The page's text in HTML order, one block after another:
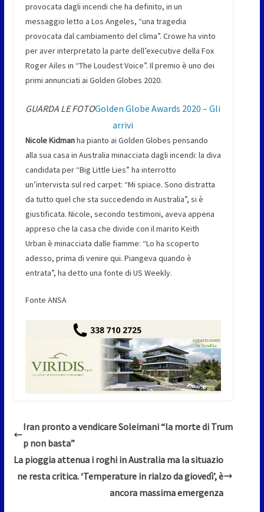
provocata dagli incendi che ha definito, in un
messaggio letto a Los Angeles, “una tragedia
provocata dal cambiamento del clima”. Crowe ha vinto
per aver interpretato la parte dell’executive della Fox
Roger Ailes in “The Loudest Voice”. Il premio è uno dei
primi annunciati ai Golden Globes 2020.
GUARDA LE FOTOGolden Globe Awards 2020 – Gli
arrivi
Nicole Kidmanha pianto ai Golden Globes pensando
alla sua casa in Australia minacciata dagli incendi: la diva
candidata per “Big Little Lies” ha interrotto
un’intervista sul red carpet: “Mi spiace. Sono distratta
da tutto quel che sta succedendo in Australia”, si è
giustificata. Nicole, secondo testimoni, aveva appena
appreso che la casa che divide con il marito Keith
Urban è minacciata dalle fiamme: “Lo ha scoperto
adesso, prima di venire qui. Piangeva quando è
entrata”, ha detto una fonte di US Weekly.
Fonte ANSA
Iran pronto a vendicare Soleimani “la morte di Trum
p non basta”
La pioggia attenua i roghi in Australia ma la situazio
ne resta critica. ‘Temperature in rialzo da giovedì’, è
ancora massima emergenza